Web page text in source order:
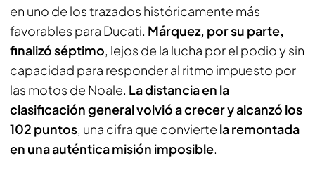
en uno de los trazados históricamente más
favorables para Ducati. Márquez, por su parte,
finalizó séptimo, lejos de la lucha por el podio y sin
capacidad para responder al ritmo impuesto por
las motos de Noale. La distancia en la
clasificación general volvió a crecer y alcanzó los
102 puntos, una cifra que convierte la remontada
en una auténtica misión imposible.